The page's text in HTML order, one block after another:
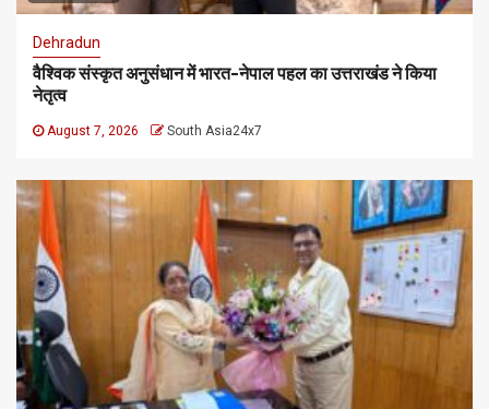
Dehradun
वैश्विक संस्कृत अनुसंधान में भारत-नेपाल पहल का उत्तराखंड ने किया
नेतृत्व
August 7, 2026 South Asia24x7